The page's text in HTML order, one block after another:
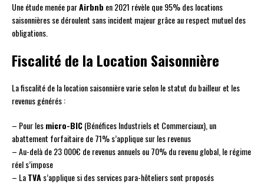
Une étude menée parAirbnb en 2021 révèle que 95% des locations
saisonnières se déroulent sans incident majeur grâce au respect mutuel des
obligations.
Fiscalité de la Location Saisonnière
La fiscalité de la location saisonnière varie selon le statut du bailleur et les
revenus générés :
– Pour lesmicro-BIC(Bénéfices Industriels et Commerciaux), un
abattement forfaitaire de 71% s’applique sur les revenus
– Au-delà de 23 000€ de revenus annuels ou 70% du revenu global, le régime
réel s’impose
– LaTVAs’applique si des services para-hôteliers sont proposés